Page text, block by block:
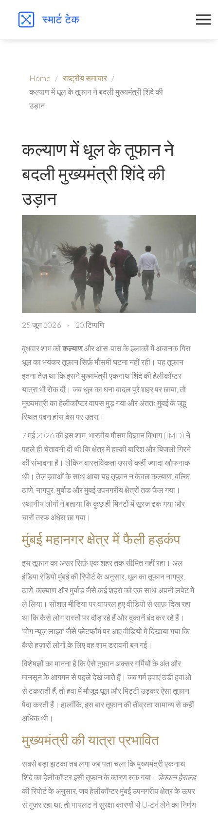
Home
राष्ट्रीय समाचार
कल्याण में धूल के तूफान ने बदली मुख्यमंत्री शिंदे की
उड़ान
कल्याण में धूल के तूफान ने
बदली मुख्यमंत्री शिंदे की
उड़ान
25 जून 2026 · 20 टिप्पणि
बुधवार शाम कोकल्याणऔर आस-पास के इलाकों में अचानक गिरा
धूल का भयंकर तूफान सिर्फ़ मौसमी घटना नहीं रही। यह तूफान
इतना तेज़ था कि इसनेमुख्यमंत्री एकनाथ शिंदेकी हेलीकॉप्टर
यात्रा भी रोक दी। जब धूल का घना बादल पूरे शहर पर छाया, तो
मुख्यमंत्री का हेलीकॉप्टर वापस मुड़ गया और अंततः मुंबई के जूहू
स्थित पवन हांस बेस पर उतरा।
7 मई 2026 की इस शाम, भारतीय मौसम विज्ञान विभाग (IMD) ने
पहले ही चेतावनी दी थी कि क्षेत्र में हल्की बारिश और बिजली गिरने
की संभावना है। लेकिन वास्तविकता उससे कहीं ज्यादा खौफनाक
थी। तेज़ हवाओं के साथ आया यह तूफान न केवल कल्याण, बल्कि
ठाणे, नागपुर, मुर्बाड और मुंबई उपनगरीय क्षेत्रों तक फैल गया।
स्थानीय लोगों ने बताया कि कुछ ही मिनटों में सूरज ढक गया और
चारों तरफ अंधेरा छा गया।
मुंबई महानगर क्षेत्र में फैली हड़कंप
इस तूफान का असर सिर्फ़ एक शहर तक सीमित नहीं रहा। अल
इंडिया रेडियो मुंबईकी रिपोर्ट के अनुसार, धूल का तूफान नागपुर,
ठाणे, कल्याण और मुर्बाड जैसे कई शहरों को एक साथ अपनी लपेट में
ले लिया। सोशल मीडिया पर वायरल हुए वीडियो से साफ़ दिख रहा
था कि कैसे लोग रास्तों पर दौड़ रहे हैं और दुकानें बंद कर रहे हैं।
'वोग न्यूज़ लाइव' जैसे प्लेटफॉर्म पर आए वीडियो में दिखाया गया कि
कैसे हज़ारों लोगों के लिए वह शाम डरावनी बन गई।
विशेषज्ञों का मानना है कि ऐसे तूफान अक्सर गर्मियों के अंत और
मानसून के आगमन से पहले देखे जाते हैं। जब गर्म हवाएं ठंडी हवाओं
से टकराती हैं, तो हवा में मौजूद धूल और मिट्टी उड़कर ऐसा तूफान
पैदा करती हैं। हालाँकि, इस बार तूफान की तीव्रता सामान्य से कहीं
अधिक थी।
मुख्यमंत्री की यात्रा प्रभावित
सबसे बड़ा झटका तब लगा जब पता चला कि मुख्यमंत्री एकनाथ
शिंदे का हेलीकॉप्टर इसी तूफान के कारण रुक गया। डेक्कन हेराल्ड
की रिपोर्ट के अनुसार, जब हेलीकॉप्टर मुंबई उपनगरीय क्षेत्र के ऊपर
से गुजर रहा था, तो पायलट ने सुरक्षा कारणों से U-टर्न लेने का निर्णय